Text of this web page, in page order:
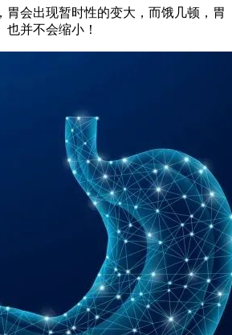
胃会出现暂时性的变大，而饿几顿，胃
也并不会缩小！